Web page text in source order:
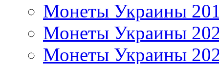
Монеты Украины
Монеты Украины
Монеты Украины